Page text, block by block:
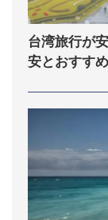
台湾旅行が
安とおすす